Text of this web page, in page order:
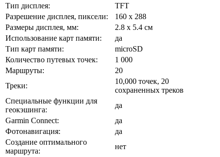
Тип дисплея:
TFT
Разрешение дисплея, пиксели:
160 x 288
Размеры дисплея, мм:
2.8 x 5.4 см
Использование карт памяти:
да
Тип карт памяти:
microSD
Количество путевых точек:
1 000
Маршруты:
20
Треки:
10,000 точек, 20
сохраненных треков
Специальные функции для
геокэшинга:
да
Garmin Connect:
да
Фотонавигация:
да
Создание оптимального
маршрута:
нет